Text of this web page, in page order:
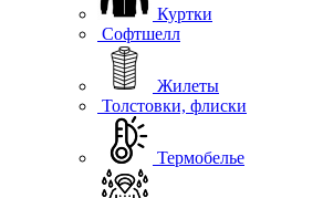
Куртки
Софтшелл
Жилеты
Толстовки, флиски
Термобелье